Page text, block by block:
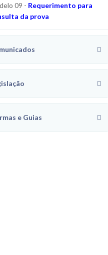
09 - Requerimento para
da prova
e Guias